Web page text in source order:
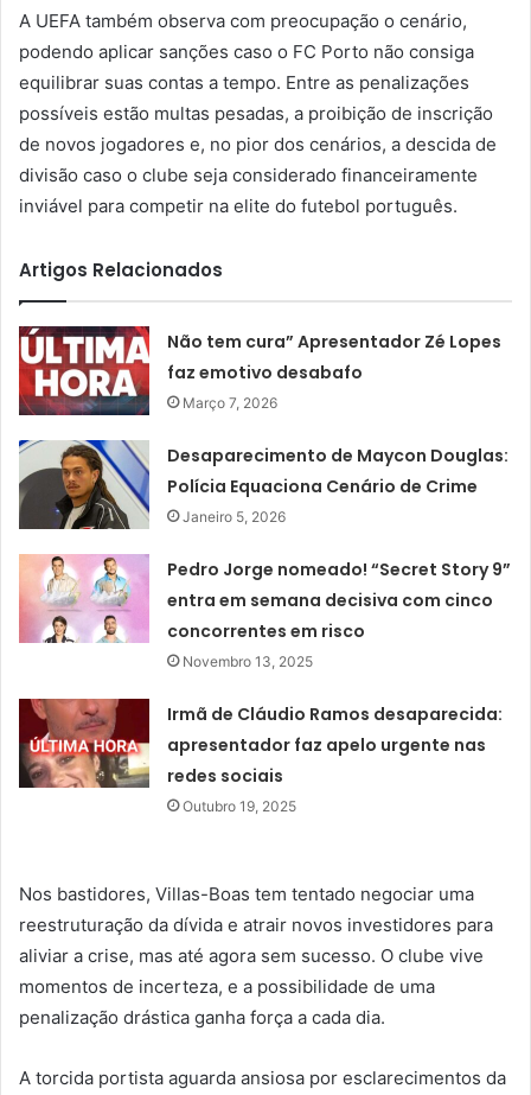
A UEFA também observa com preocupação o cenário,
podendo aplicar sanções caso o FC Porto não consiga
equilibrar suas contas a tempo. Entre as penalizações
possíveis estão multas pesadas, a proibição de inscrição
de novos jogadores e, no pior dos cenários, a descida de
divisão caso o clube seja considerado financeiramente
inviável para competir na elite do futebol português.
Artigos Relacionados
Não tem cura” Apresentador Zé Lopes
faz emotivo desabafo
Março 7, 2026
Desaparecimento de Maycon Douglas:
Polícia Equaciona Cenário de Crime
Janeiro 5, 2026
Pedro Jorge nomeado! “Secret Story 9”
entra em semana decisiva com cinco
concorrentes em risco
Novembro 13, 2025
Irmã de Cláudio Ramos desaparecida:
apresentador faz apelo urgente nas
redes sociais
Outubro 19, 2025
Nos bastidores, Villas-Boas tem tentado negociar uma
reestruturação da dívida e atrair novos investidores para
aliviar a crise, mas até agora sem sucesso. O clube vive
momentos de incerteza, e a possibilidade de uma
penalização drástica ganha força a cada dia.
A torcida portista aguarda ansiosa por esclarecimentos da